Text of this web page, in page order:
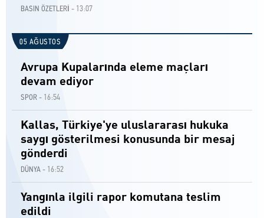
BASIN ÖZETLERİ - 13:07
05 AĞUSTOS
Avrupa Kupalarında eleme maçları
devam ediyor
SPOR - 16:54
Kallas, Türkiye'ye uluslararası hukuka
saygı gösterilmesi konusunda bir mesaj
gönderdi
DÜNYA - 16:52
Yangınla ilgili rapor komutana teslim
edildi